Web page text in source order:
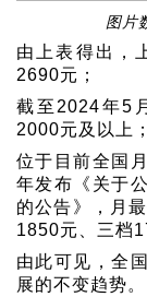
图片
由上表得出，
2690元；
截至2024年5
2000元及以上；
位于目前全国
年发布《关于
的公告》，月
1850元、三档
由此可见，全
展的不变趋势。